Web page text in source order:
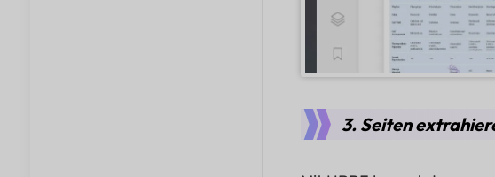
3. Seiten